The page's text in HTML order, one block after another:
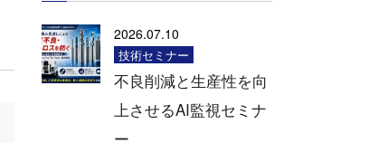
2026.07.10
技術セミナー
不良削減と生産性を向
上させるAI監視セミナ
ー